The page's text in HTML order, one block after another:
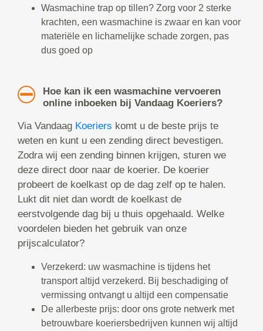
Wasmachine trap op tillen? Zorg voor 2 sterke
krachten, een wasmachine is zwaar en kan voor
materiële en lichamelijke schade zorgen, pas
dus goed op
Hoe kan ik een wasmachine vervoeren
online inboeken bij Vandaag Koeriers?
Via Vandaag Koeriers komt u de beste prijs te
weten en kunt u een zending direct bevestigen.
Zodra wij een zending binnen krijgen, sturen we
deze direct door naar de koerier. De koerier
probeert de koelkast op de dag zelf op te halen.
Lukt dit niet dan wordt de koelkast de
eerstvolgende dag bij u thuis opgehaald. Welke
voordelen bieden het gebruik van onze
prijscalculator?
Verzekerd: uw wasmachine is tijdens het
transport altijd verzekerd. Bij beschadiging of
vermissing ontvangt u altijd een compensatie
De allerbeste prijs: door ons grote netwerk met
betrouwbare koeriersbedrijven kunnen wij altijd